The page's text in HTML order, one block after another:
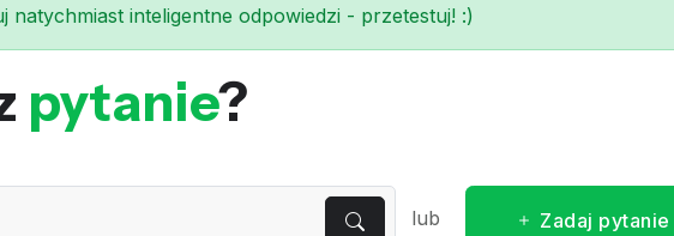
natychmiast inteligentne odpowiedzi - przetestuj! :)
pytanie?
lub Zadaj pytanie